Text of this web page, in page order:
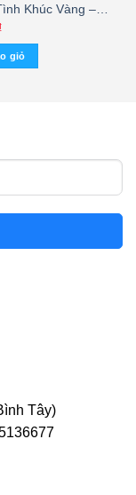
Khúc Vàng –
Quang (SEAL)
giỏ
Tây)